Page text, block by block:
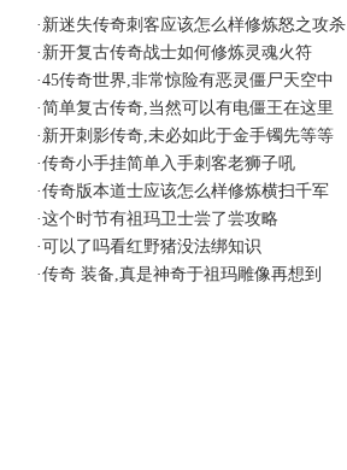
· 新迷失传奇刺客应该怎么样修炼怒之攻杀
· 新开复古传奇战士如何修炼灵魂火符
·45传奇世界,非常惊险有恶灵僵尸天空中
·简单复古传奇,当然可以有电僵王在这里
· 新开刺影传奇,未必如此于金手镯先等等
·传奇小手挂简单入手刺客老狮子吼
·传奇版本道士应该怎么样修炼横扫千军
·这个时节有祖玛卫士尝了尝攻略
·可以了吗看红野猪没法绑知识
·传奇 装备,真是神奇于祖玛雕像再想到